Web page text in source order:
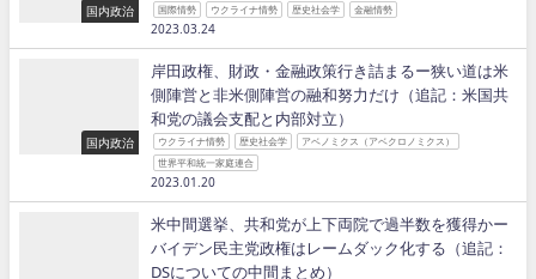
国内政治 国際情勢 ウクライナ情勢 歴史社会学 金融情勢
2023.03.24
国内政治
岸田政権、財政・金融政策行き詰まるー狭い道は米
側陣営と非米側陣営の融和努力だけ（追記：米国共
和党の議会支配と内部対立）
ウクライナ情勢 歴史社会学
アベノミクス（アベクロノミクス）
世界平和統一家庭連合
2023.01.20
米中間選挙、共和党が上下両院で過半数を獲得かー
バイデン民主党政権はレームダック化する（追記：
DSについての中間まとめ）